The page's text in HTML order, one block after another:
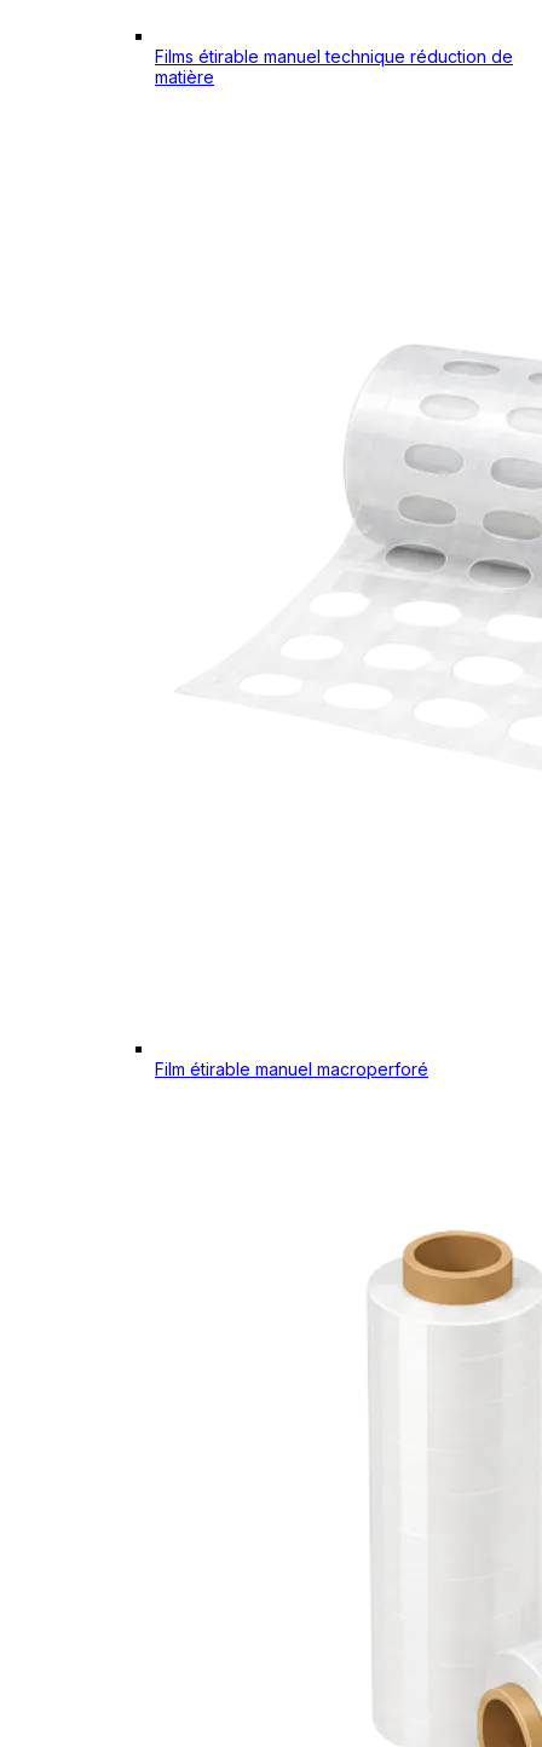
Films étirable manuel technique réduction de
matière
Film étirable manuel macroperforé